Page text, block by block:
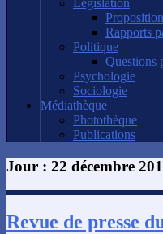
Rapports
Politique
Questions
Psychologie
Sociologie
Médiathèque
Photothèque
Publications
Jour : 22 décembre
Revue de presse